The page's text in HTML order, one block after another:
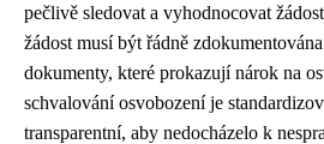
pečlivě sledovat a vyhodnocovat
žádost musí být řádně
dokumenty, které prokazují nárok na
schvalování osvobození je
transparentní, aby nedocházelo k